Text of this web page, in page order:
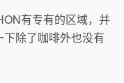
有专有的区域，并
除了咖啡外也没有